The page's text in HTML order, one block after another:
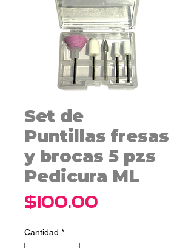
Set de
Puntillas fresas
y brocas 5 pzs
Pedicura ML
$100.00
Cantidad *